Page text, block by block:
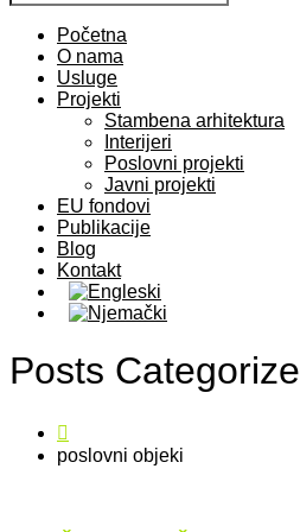
Početna
O nama
Usluge
Projekti
Stambena arhitektura
Interijeri
Poslovni projekti
Javni projekti
EU fondovi
Publikacije
Blog
Kontakt
Posts
poslovni objeki